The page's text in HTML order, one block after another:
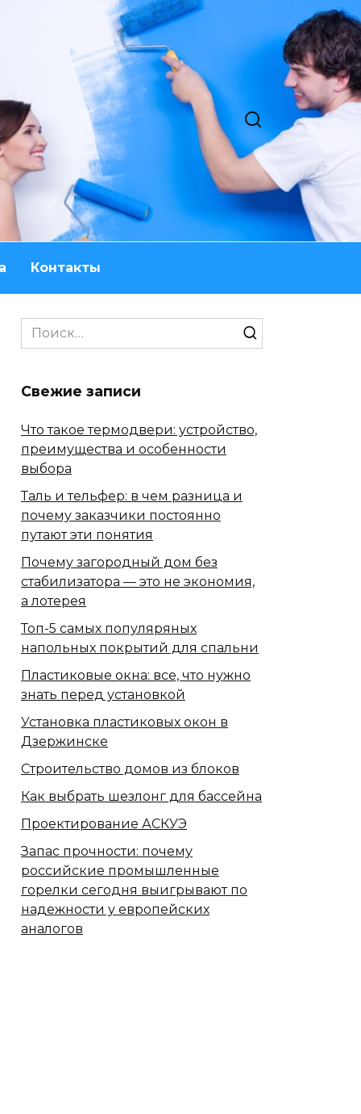
Контакты
Search
for:
Свежие записи
Что такое термодвери: устройство,
преимущества и особенности
выбора
Таль и тельфер: в чем разница и
почему заказчики постоянно
путают эти понятия
Почему загородный дом без
стабилизатора — это не экономия,
а лотерея
Топ-5 самых популяряных
напольных покрытий для спальни
Пластиковые окна: все, что нужно
знать перед установкой
Установка пластиковых окон в
Дзержинске
Строительство домов из блоков
Как выбрать шезлонг для бассейна
Проектирование АСКУЭ
Запас прочности: почему
российские промышленные
горелки сегодня выигрывают по
надежности у европейских
аналогов